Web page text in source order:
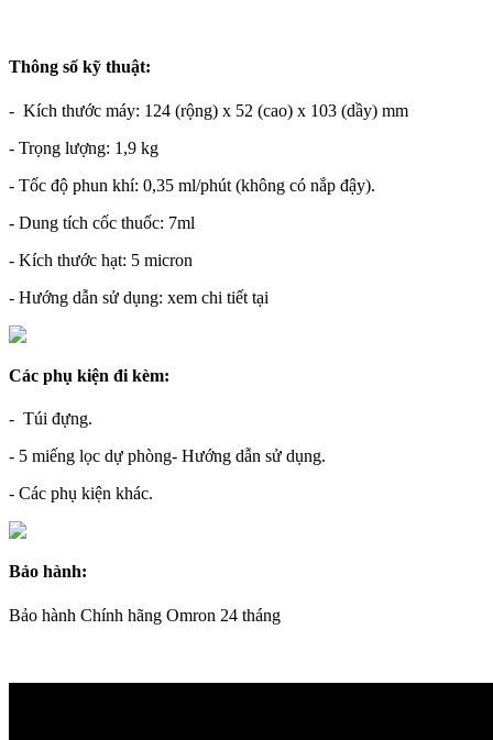
Thông số kỹ thuật:
- Kích thước máy: 124 (rộng) x 52 (cao) x 103 (dầy) mm
- Trọng lượng: 1,9 kg
- Tốc độ phun khí: 0,35 ml/phút (không có nắp đậy).
- Dung tích cốc thuốc: 7ml
- Kích thước hạt: 5 micron
- Hướng dẫn sử dụng: xem chi tiết tại
Các phụ kiện đi kèm:
- Túi đựng.
- 5 miếng lọc dự phòng- Hướng dẫn sử dụng.
- Các phụ kiện khác.
Bảo hành:
Bảo hành Chính hãng Omron 24 tháng